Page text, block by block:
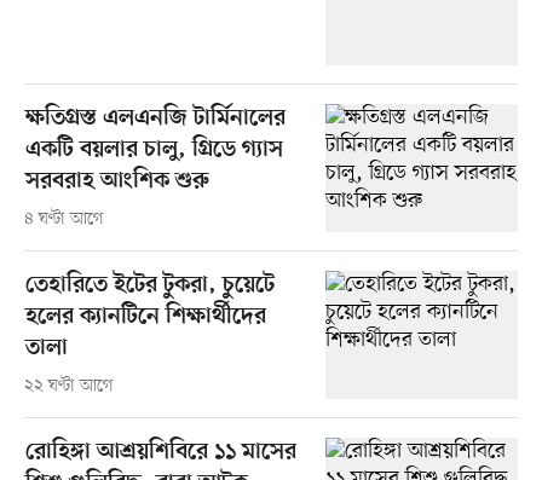
ক্ষতিগ্রস্ত এলএনজি টার্মিনালের
একটি বয়লার চালু, গ্রিডে গ্যাস
সরবরাহ আংশিক শুরু
৪ ঘণ্টা আগে
তেহারিতে ইটের টুকরা, চুয়েটে
হলের ক্যানটিনে শিক্ষার্থীদের
তালা
২২ ঘণ্টা আগে
রোহিঙ্গা আশ্রয়শিবিরে ১১ মাসের